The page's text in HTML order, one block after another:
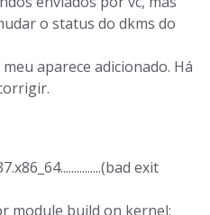
o status do dkms do
aparece adicionado. Há
exit
module build on kernel: